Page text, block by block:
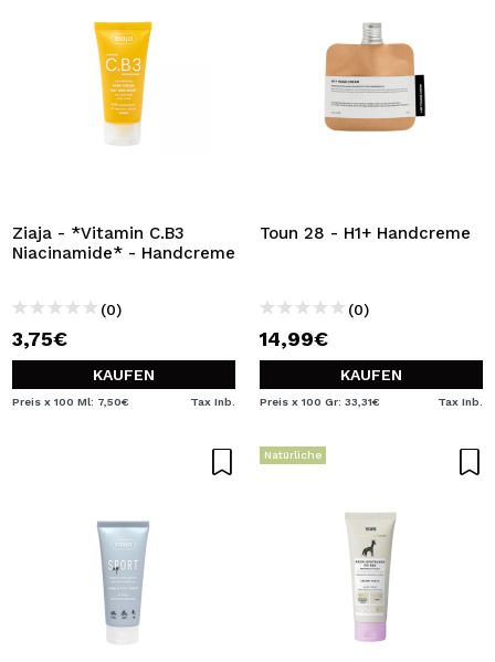
Ziaja - *Vitamin C.B3
Niacinamide* - Handcreme
(0)
3,75€
KAUFEN
Preis x 100 Ml: 7,50€ Tax Inb.
Toun 28 - H1+ Handcreme
(0)
14,99€
KAUFEN
Preis x 100 Gr: 33,31€ Tax Inb.
Natürliche